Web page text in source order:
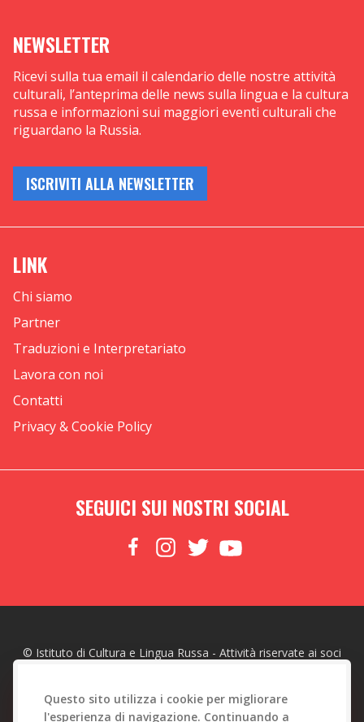
NEWSLETTER
Ricevi sulla tua email il calendario delle nostre attività
culturali, l’anteprima delle news sulla lingua e la cultura
russa e informazioni sui maggiori eventi culturali che
riguardano la Russia.
ISCRIVITI ALLA NEWSLETTER
LINK
Chi siamo
Partner
Traduzioni e Interpretariato
Lavora con noi
Contatti
Privacy & Cookie Policy
SEGUICI SUI NOSTRI SOCIAL
© Istituto di Cultura e Lingua Russa - Attività riservate ai soci
Questo sito utilizza i cookie per migliorare
l'esperienza di navigazione. Continuando a